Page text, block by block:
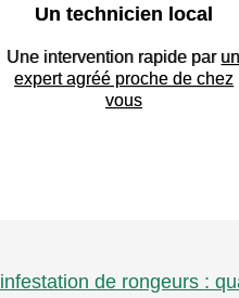
Un technicien local
Une intervention rapide par un
expert agréé proche de chez
vous
de rongeurs :